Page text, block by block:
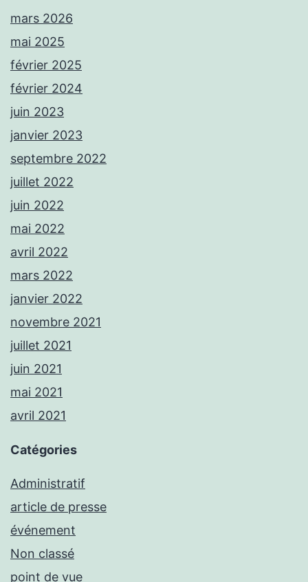
mars 2026
mai 2025
février 2025
février 2024
juin 2023
janvier 2023
septembre 2022
juillet 2022
juin 2022
mai 2022
avril 2022
mars 2022
janvier 2022
novembre 2021
juillet 2021
juin 2021
mai 2021
avril 2021
Catégories
Administratif
article de presse
événement
Non classé
point de vue